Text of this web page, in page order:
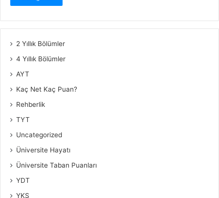
2 Yıllık Bölümler
4 Yıllık Bölümler
AYT
Kaç Net Kaç Puan?
Rehberlik
TYT
Uncategorized
Üniversite Hayatı
Üniversite Taban Puanları
YDT
YKS